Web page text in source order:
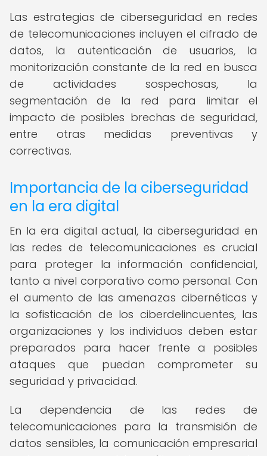
Las estrategias de ciberseguridad en redes
de telecomunicaciones incluyen el cifrado de
datos, la autenticación de usuarios, la
monitorización constante de la red en busca
de actividades sospechosas, la
segmentación de la red para limitar el
impacto de posibles brechas de seguridad,
entre otras medidas preventivas y
correctivas.
Importancia de la ciberseguridad
en la era digital
En la era digital actual, la ciberseguridad en
las redes de telecomunicaciones es crucial
para proteger la información confidencial,
tanto a nivel corporativo como personal. Con
el aumento de las amenazas cibernéticas y
la sofisticación de los ciberdelincuentes, las
organizaciones y los individuos deben estar
preparados para hacer frente a posibles
ataques que puedan comprometer su
seguridad y privacidad.
La dependencia de las redes de
telecomunicaciones para la transmisión de
datos sensibles, la comunicación empresarial